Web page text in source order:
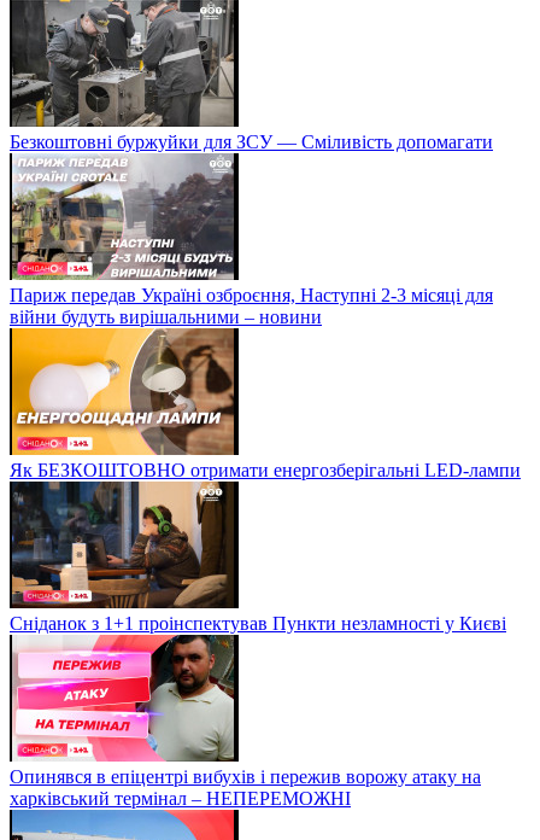
Безкоштовні буржуйки для ЗСУ — Сміливість допомагати
Париж передав Україні озброєння, Наступні 2-3 місяці для
війни будуть вирішальними – новини
Як БЕЗКОШТОВНО отримати енергозберігальні LED-лампи
Сніданок з 1+1 проінспектував Пункти незламності у Києві
Опинявся в епіцентрі вибухів і пережив ворожу атаку на
харківський термінал – НЕПЕРЕМОЖНІ